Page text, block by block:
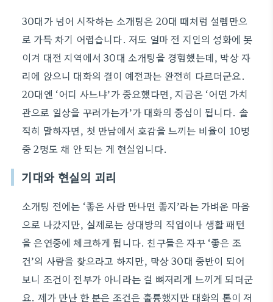
30대가 넘어 시작하는 소개팅은 20대 때처럼 설렘만으
로 가득 차기 어렵습니다. 저도 얼마 전 지인의 성화에 못
이겨 대전 지역에서 30대 소개팅을 경험했는데, 막상 자
리에 앉으니 대화의 결이 예전과는 완전히 다르더군요.
20대엔 ‘어디 사느냐’가 중요했다면, 지금은 ‘어떤 가치
관으로 일상을 꾸려가는가’가 대화의 중심이 됩니다. 솔
직히 말하자면, 첫 만남에서 호감을 느끼는 비율이 10명
중 2명도 채 안 되는 게 현실입니다.
기대와 현실의 괴리
소개팅 전에는 ‘좋은 사람 만나면 좋지’라는 가벼운 마음
으로 나갔지만, 실제로는 상대방의 직업이나 생활 패턴
을 은연중에 체크하게 됩니다. 친구들은 자꾸 ‘좋은 조
건’의 사람을 찾으라고 하지만, 막상 30대 중반이 되어
보니 조건이 전부가 아니라는 걸 뼈저리게 느끼게 되더군
요. 제가 만난 한 분은 조건은 훌륭했지만 대화의 톤이 저